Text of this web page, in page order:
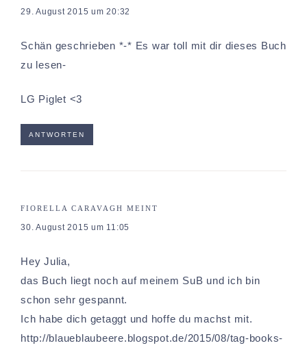
29. August 2015 um 20:32
Schän geschrieben *-* Es war toll mit dir dieses Buch
zu lesen-
LG Piglet <3
ANTWORTEN
FIORELLA CARAVAGH MEINT
30. August 2015 um 11:05
Hey Julia,
das Buch liegt noch auf meinem SuB und ich bin
schon sehr gespannt.
Ich habe dich getaggt und hoffe du machst mit.
http://blaueblaubeere.blogspot.de/2015/08/tag-books-